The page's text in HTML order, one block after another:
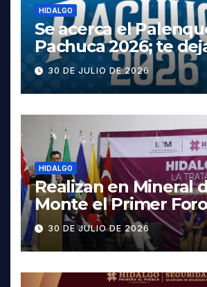
HIDALGO
Se acerca el
Pachuca 2026; te
cartelera completa,
fechas y los precios
30 DE JULIO DE 2026
HIDALGO
Realizan en Mineral
Monte el Primer
contra la Trata de
30 DE JULIO DE 2026